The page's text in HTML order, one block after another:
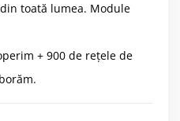
toată lumea. Module
+ 900 de reţele de